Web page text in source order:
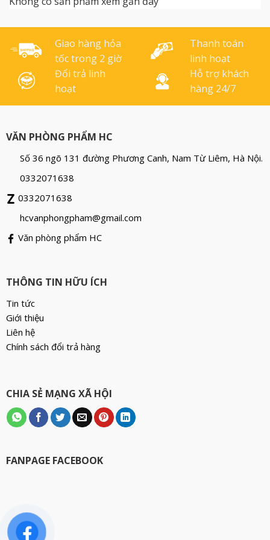
sang trọng, lịch sự, dắt
viết [...]
người sử dụng. Màu sắc:
Xanh- đỏ- đen Quy cách:
10 [...]
Giao hàng hỏa
tốc trong 2 giờ
Thanh toán
linh hoạt
Đổi trả linh
hoạt
Hỗ trợ khách
hàng 24/7
VĂN PHÒNG PHẨM HC
Số 36 ngõ 131 đường Phương Canh, Nam Từ Liêm, Hà Nội.
0332071638
0332071638
hcvanphongpham@gmail.com
Văn phòng phẩm HC
THÔNG TIN HỮU ÍCH
Tin tức
Giới thiệu
Liên hệ
Chính sách đổi trả hàng
CHIA SẺ MẠNG XÃ HỘI
FANPAGE FACEBOOK